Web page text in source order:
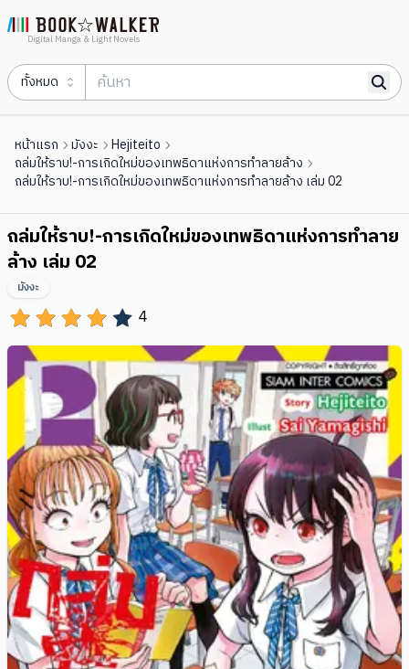
Digital Manga & Light Novels
ทั้งหมด
หน้าแรก มังงะ
Hejiteito
ถล่มให้ราบ!-การเกิดใหม่ของเทพธิดาแห่งการทำลายล้าง
ถล่มให้ราบ!-การเกิดใหม่ของเทพธิดาแห่งการทำลายล้าง เล่ม 02
ถล่มให้ราบ!-การเกิดใหม่ของเทพธิดาแห่งการทำลาย
ล้าง เล่ม 02
4
มังงะ